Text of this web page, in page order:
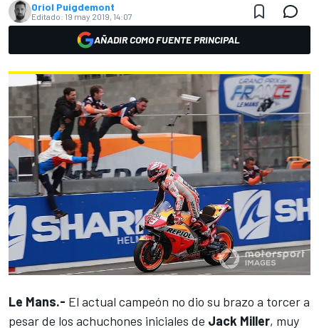
Oriol Puigdemont
Editado: 19 may 2019, 14:07
AÑADIR COMO FUENTE PRINCIPAL
Le Mans.- El actual campeón no dio su brazo a torcer a
pesar de los achuchones iniciales de Jack Miller, muy